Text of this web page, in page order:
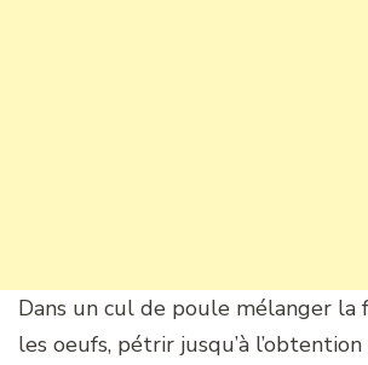
Dans un cul de poule mélanger la
les oeufs, pétrir jusqu’à l’obtention